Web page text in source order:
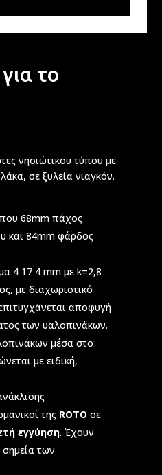
το
νησιώτικου τύπου με
σε ξυλεία νιαγκόν.
68mm πάχος
και 84mm φάρδος
4 17 4 mm με k=2,8
με διαχωριστικό
αποφυγή
των υαλοπινάκων.
μέσα στο
με ειδική,
της ROTO σε
εγγύηση. Έχουν
σημεία των